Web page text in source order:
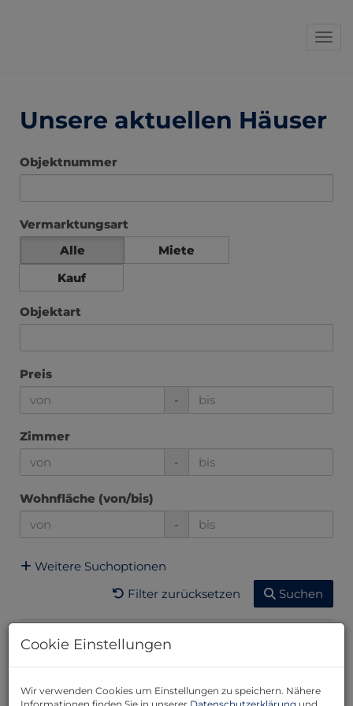
Unsere aktuellen Häuser
Objektnummer
Vermarktungsart
Alle
Miete
Kauf
Objektart
Preis
-
Zimmer
-
Wohnfläche (von/bis)
-
Weitere Suchoptionen
Filter zurücksetzen
Suchen
1 2 3 4 5
Cookie Einstellungen
Wir verwenden Cookies um Einstellungen zu speichern. Nähere